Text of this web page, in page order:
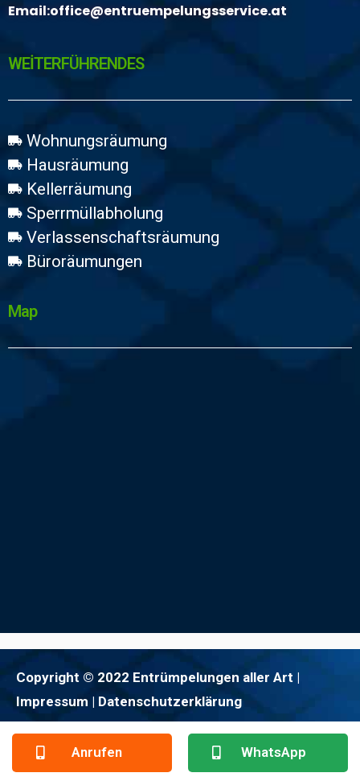
Email:office@entruempelungsservice.at
WEİTERFÜHRENDES
Wohnungsräumung
Hausräumung
Kellerräumung
Sperrmüllabholung
Verlassenschaftsräumung
Büroräumungen
Map
Copyright © 2022 Entrümpelungen aller Art |
Impressum | Datenschutzerklärung
Anrufen WhatsApp